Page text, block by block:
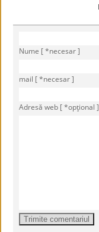
Nume [ *necesar ]
mail [ *necesar ]
Adresă web [ *opţional ]